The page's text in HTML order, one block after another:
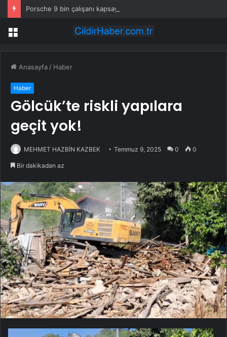
Porsche 9 bin çalışanı kapsayan küçülme planını onayladı
Menü
Anasayfa / Haber
Haber
Gölcük’te riskli yapılara
geçit yok!
MEHMET HAZBİN KAZBEK Temmuz 9, 2025 0 0
Bir dakikadan az